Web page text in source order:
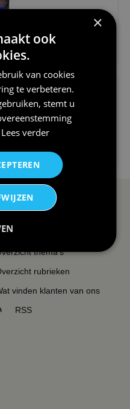
blauw st...
OVERZICHT
thema's
rubrieken
vinden klanten van ons
RSS
×
ook
van cookies
te verbeteren.
stemt u
Lees verder